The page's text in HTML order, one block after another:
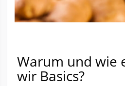
Warum und wie
wir Basics?